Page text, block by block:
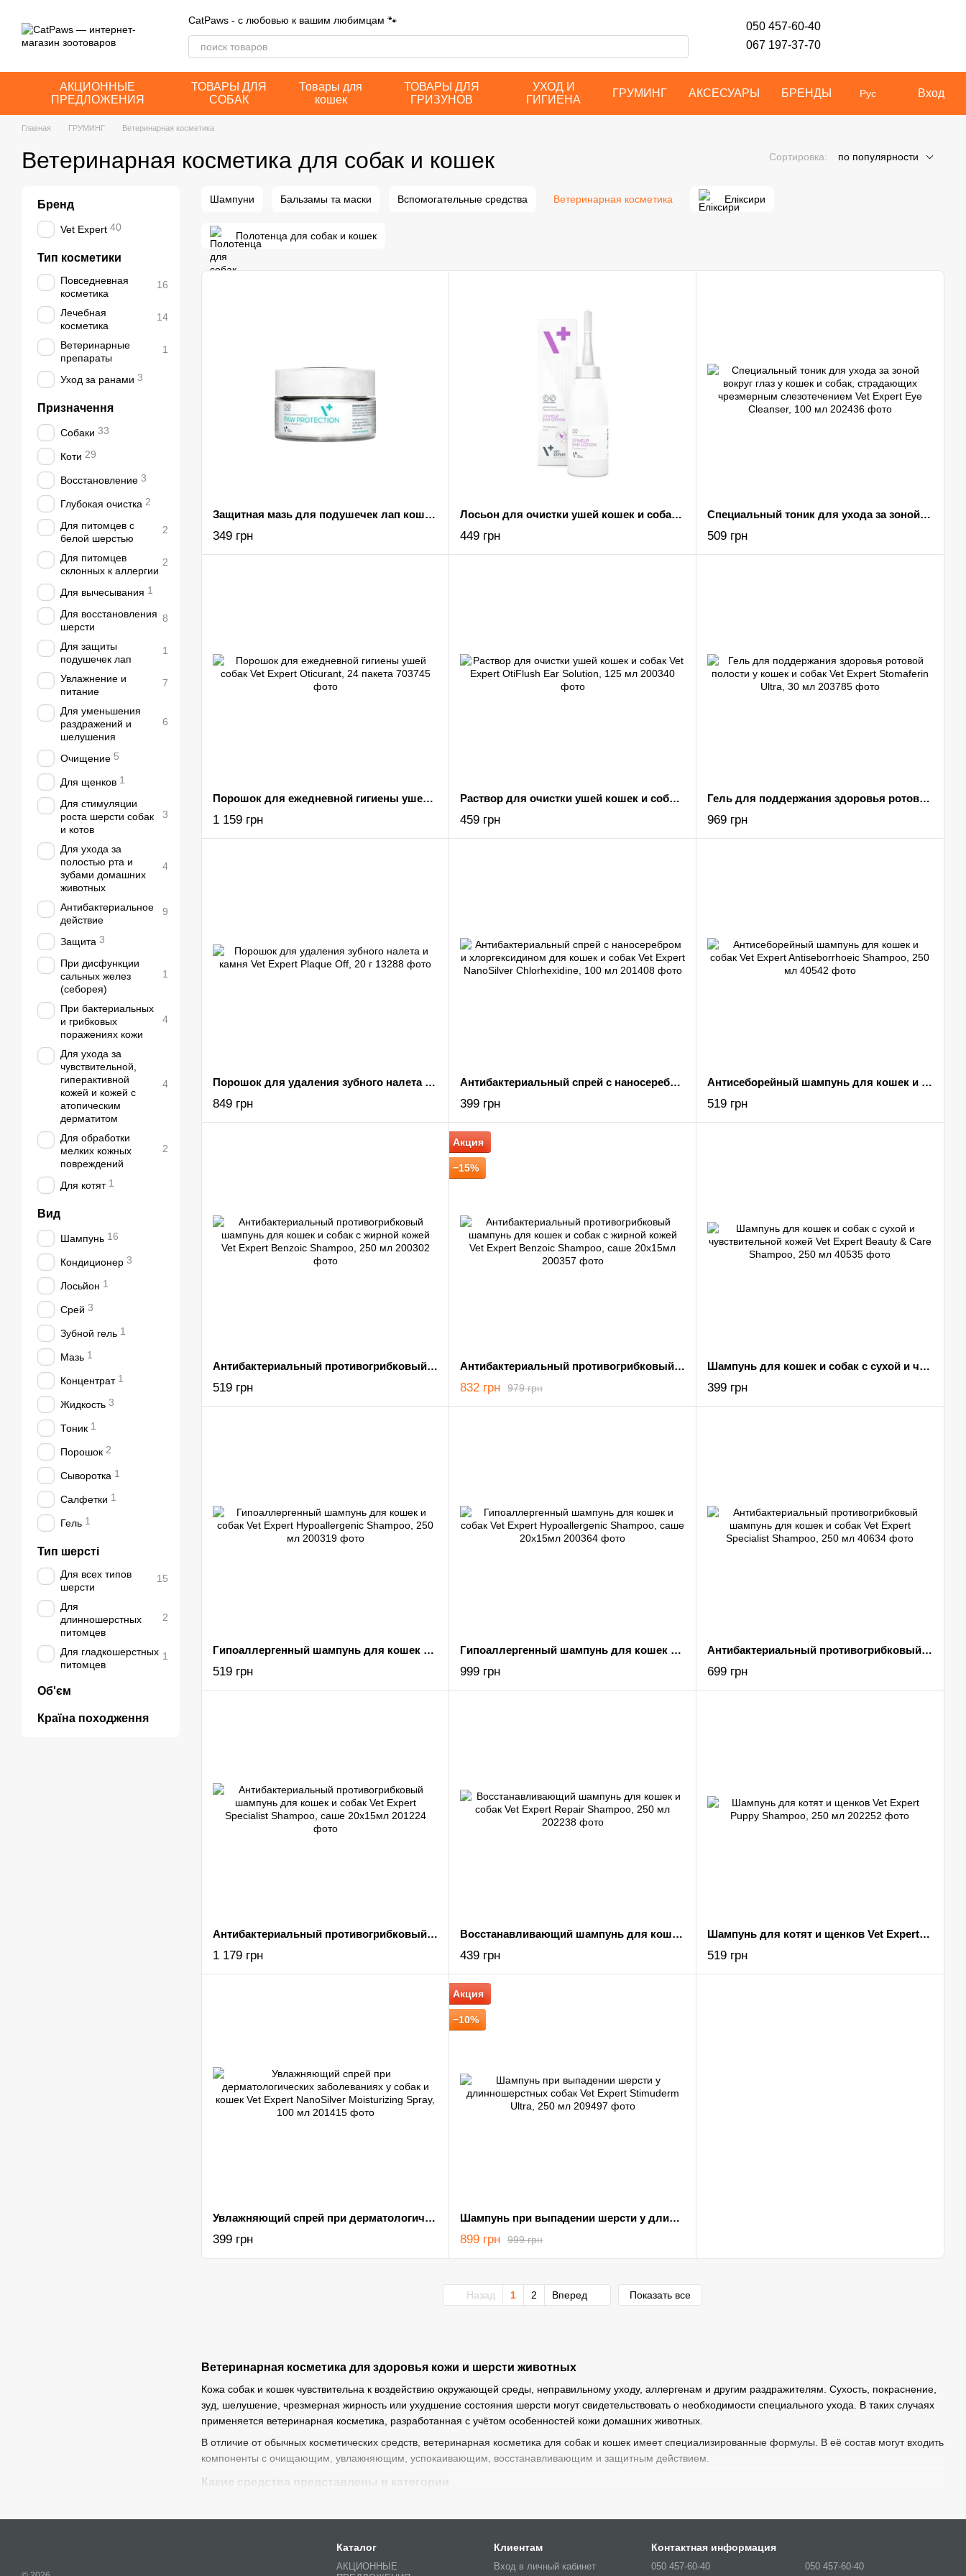
CatPaws - с любовью к вашим любимцам 🐾
050 457-60-40
067 197-37-70
АКЦИОННЫЕ
ПРЕДЛОЖЕНИЯ
ТОВАРЫ ДЛЯ
СОБАК
Товары для
кошек
ТОВАРЫ ДЛЯ
ГРИЗУНОВ
УХОД И
ГИГИЕНА
ГРУМИНГ АКСЕСУАРЫ БРЕНДЫ Рус Вход
Главная ГРУМИНГ Ветеринарная косметика
Ветеринарная косметика для собак и кошек Сортировка: по популярности
Шампуни Бальзамы та маски Вспомогательные средства Ветеринарная косметика Еліксири
Полотенца для собак и кошек
Ветеринарная косметика для здоровья кожи и шерсти животных
Кожа собак и кошек чувствительна к воздействию окружающей среды, неправильному уходу, аллергенам и другим раздражителям. Сухость, покраснение,
зуд, шелушение, чрезмерная жирность или ухудшение состояния шерсти могут свидетельствовать о необходимости специального ухода. В таких случаях
применяется ветеринарная косметика, разработанная с учётом особенностей кожи домашних животных.
В отличие от обычных косметических средств, ветеринарная косметика для собак и кошек имеет специализированные формулы. В её состав могут входить
компоненты с очищающим, увлажняющим, успокаивающим, восстанавливающим и защитным действием.
Какие средства представлены в категории
антибактериальные и противогрибковые средства;
шампуни для чувствительной и склонной к раздражению кожи;
Защитная мазь для подушечек лап кошек и собак Vet Expert Paw Protection, 75 мл
349 грн
Лосьон для очистки ушей кошек и собак Vet Expert Otihelp Ear Lotion, 75 мл
449 грн
Специальный тоник для ухода за зоной вокруг глаз у кошек и собак, страдающих чрезмерным слезотечением Vet Expert Eye Cleanser, 100 мл
509 грн
Порошок для ежедневной гигиены ушей собак Vet Expert Oticurant, 24 пакета
1 159 грн
Раствор для очистки ушей кошек и собак Vet Expert OtiFlush Ear Solution, 125 мл
459 грн
Гель для поддержания здоровья ротовой полости у кошек и собак Vet Expert Stomaferin Ultra, 30 мл
969 грн
Порошок для удаления зубного налета и камня Vet Expert Plaque Off, 20 г
849 грн
Антибактериальный спрей с наносеребром и хлоргексидином для кошек и собак Vet Expert NanoSilver Chlorhexidine, 100 мл
399 грн
Антисеборейный шампунь для кошек и собак Vet Expert Antiseborrhoeic Shampoo, 250 мл
519 грн
Антибактериальный противогрибковый шампунь для кошек и собак с жирной кожей Vet Expert Benzoic Shampoo, 250 мл
519 грн
Акция
−15%
Антибактериальный противогрибковый шампунь для кошек и собак с жирной кожей Vet Expert Benzoic Shampoo, саше 20х15мл
979 грн
832 грн
Шампунь для кошек и собак с сухой и чувствительной кожей Vet Expert Beauty & Care Shampoo, 250 мл
399 грн
Гипоаллергенный шампунь для кошек и собак Vet Expert Hypoallergenic Shampoo, 250 мл
519 грн
Гипоаллергенный шампунь для кошек и собак Vet Expert Hypoallergenic Shampoo, саше 20х15мл
999 грн
Антибактериальный противогрибковый шампунь для кошек и собак Vet Expert Specialist Shampoo, 250 мл
699 грн
Антибактериальный противогрибковый шампунь для кошек и собак Vet Expert Specialist Shampoo, саше 20х15мл
1 179 грн
Восстанавливающий шампунь для кошек и собак Vet Expert Repair Shampoo, 250 мл
439 грн
Шампунь для котят и щенков Vet Expert Puppy Shampoo, 250 мл
519 грн
Увлажняющий спрей при дерматологических заболеваниях у собак и кошек Vet Expert NanoSilver Moisturizing Spray, 100 мл
399 грн
Акция
−10%
Шампунь при выпадении шерсти у длинношерстных собак Vet Expert Stimuderm Ultra, 250 мл
999 грн
899 грн
Назад 1 2 Вперед Показать все
Бренд
Vet Expert 40
Тип косметики
Повседневная
косметика
16
Лечебная
косметика
14
Ветеринарные
препараты
1
Уход за ранами 3
Призначення
Собаки 33
Коти 29
Восстановление 3
Глубокая очистка 2
Для питомцев с
белой шерстью
2
Для питомцев
склонных к аллергии
2
Для вычесывания 1
Для восстановления
шерсти
8
Для защиты
подушечек лап
1
Увлажнение и
питание
7
Для уменьшения
раздражений и
шелушения
6
Очищение 5
Для щенков 1
Для стимуляции
роста шерсти собак
и котов
3
Для ухода за
полостью рта и
зубами домашних
животных
4
Антибактериальное
действие
9
Защита 3
При дисфункции
сальных желез
(себорея)
1
При бактериальных
и грибковых
поражениях кожи
4
Для ухода за
чувствительной,
гиперактивной
кожей и кожей с
атопическим
дерматитом
4
Для обработки
мелких кожных
повреждений
2
Для котят 1
Вид
Шампунь 16
Кондиционер 3
Лосьйон 1
Срей 3
Зубной гель 1
Мазь 1
Концентрат 1
Жидкость 3
Тоник 1
Порошок 2
Сыворотка 1
Салфетки 1
Гель 1
Тип шерсті
Для всех типов
шерсти
15
Для
длинношерстных
питомцев
2
Для гладкошерстных
питомцев
1
Об'єм
Країна походження
Каталог
АКЦИОННЫЕ
Клиентам
Вход в личный кабинет
Контактная информация
050 457-60-40 050 457-60-40